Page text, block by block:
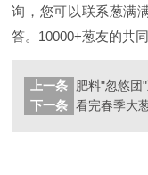
询，您可以联系葱满
答。10000+葱友的共
上一条
下一条 看完春季大